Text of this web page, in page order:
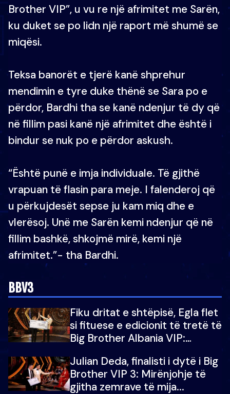
Brother VIP”, u vu re një afrimitet me Sarën,
ku duket se po lidn një raport më shumë se
miqësi.
Teksa banorët e tjerë kanë shprehur
mendimin e tyre duke thënë se Sara po e
përdor, Bardhi tha se kanë ndenjur të dy që
në fillim pasi kanë një afrimitet dhe është i
bindur se nuk po e përdor askush.
“Është punë e imja individuale. Të gjithë
vrapuan të flasin para meje. I falenderoj që
u përkujdesët sepse ju kam miq dhe e
vlerësoj. Unë me Sarën kemi ndenjur që në
fillim bashkë, shkojmë mirë, kemi një
afrimitet.”- tha Bardhi.
BBV3
Fiku dritat e shtëpisë, Egla flet
si fituese e edicionit të tretë të
Big Brother Albania VIP:
Julian Deda, finalisti i dytë i Big
Brother VIP 3: Mirënjohje të
gjitha zemrave të mija...